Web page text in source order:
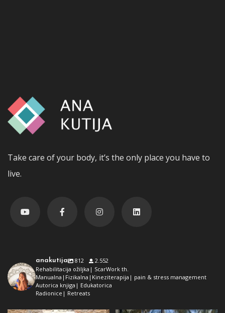
Take care of your body, it’s the only place you have to
live.
anakutija 812
2.552
Rehabilitacija ožiljka| ScarWork th.
Manualna|Fizikalna|Kineziterapija| pain & stress management
Autorica knjiga| Edukatorica
Radionice| Retreats